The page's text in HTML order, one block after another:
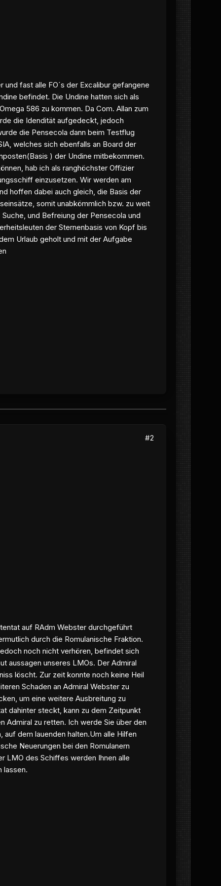
fast alle FO´s der Excalibur gefangene
befindet. Die Undine hatten sich als
586 zu kommen. Da Com. Allan zum
die Idendität aufgedeckt, jedoch
die Pensecola dann beim Testflug
welches sich ebenfalls an Board der
) der Undine mitbekommen.
hab ich als ranghöchster Offizier
einzusetzen. Wir werden am
hoffen dabei auch gleich, die Basis der
somit unabkömmlich bzw. zu weit
und Befreiung der Pensecola und
der Sternenbasis von Kopf bis
Urlaub geholt und mit der Aufgabe
#2
auf RAdm Webster durchgeführt
durch die Romulanische Fraktion.
noch nicht verhören, befindet sich
aussagen unseres LMOs. Der Admiral
löscht. Zur zeit konnte noch keine Heil
Schaden an Admiral Webster zu
um eine weitere Ausbreitung zu
dahinter steckt, kann zu dem Zeitpunkt
Admiral zu retten. Ich werde Sie über den
dem lauenden halten.Um alle Hilfen
Neuerungen bei den Romulanern
LMO des Schiffes werden Ihnen alle
lassen.